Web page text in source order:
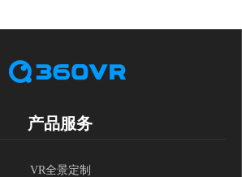
产品服务
VR全景定制